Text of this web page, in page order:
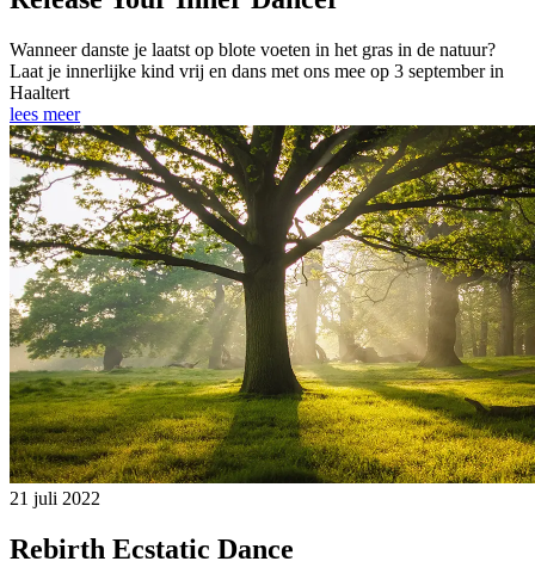
Wanneer danste je laatst op blote voeten in het gras in de natuur?
Laat je innerlijke kind vrij en dans met ons mee op 3 september in
Haaltert
lees meer
21 juli 2022
Rebirth Ecstatic Dance